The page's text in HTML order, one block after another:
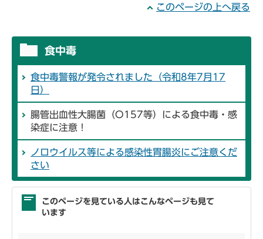
このページの上へ戻る
食中毒
食中毒警報が発令されました（令和8年7月17
日）
腸管出血性大腸菌（O157等）による食中毒・感
染症に注意！
ノロウイルス等による感染性胃腸炎にご注意くだ
さい
このページを見ている人はこんなページも見て
います